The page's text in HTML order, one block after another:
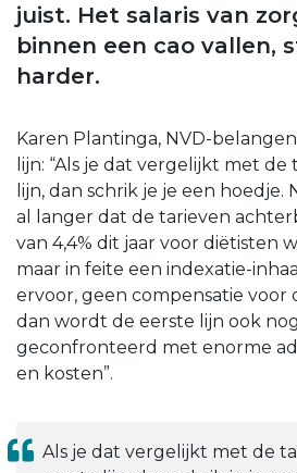
juist. Het salaris van
binnen een cao vallen,
harder.
Karen Plantinga, NVD-
lijn: “Als je dat vergelijkt met
lijn, dan schrik je je een
al langer dat de tarieven
van 4,4% dit jaar voor diëtisten
maar in feite een indexatie-
ervoor, geen compensatie voor
dan wordt de eerste lijn ook
geconfronteerd met enorme
en kosten”.
Als je dat vergelijkt met de